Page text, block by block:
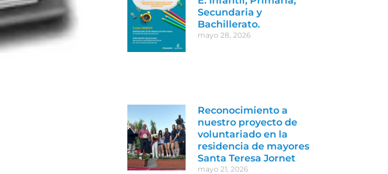
Secundaria y
Bachillerato.
mayo 28, 2026
Reconocimiento a
nuestro proyecto de
voluntariado en la
residencia de mayores
Santa Teresa Jornet
mayo 21, 2026